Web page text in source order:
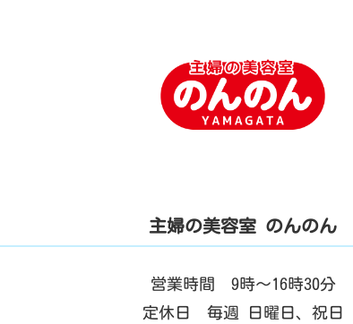
主婦の美容室 のんのん
営業時間 9時～16時30分
定休日 毎週 日曜日、祝日